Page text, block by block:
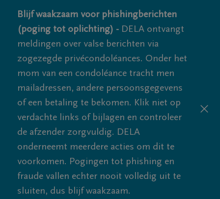
Blijf waakzaam voor phishingberichten
(poging tot oplichting) - DELA ontvangt
meldingen over valse berichten via
zogezegde privécondoléances. Onder het
mom van een condoléance tracht men
mailadressen, andere persoonsgegevens
of een betaling te bekomen. Klik niet op
verdachte links of bijlagen en controleer
de afzender zorgvuldig. DELA
onderneemt meerdere acties om dit te
voorkomen. Pogingen tot phishing en
fraude vallen echter nooit volledig uit te
sluiten, dus blijf waakzaam.